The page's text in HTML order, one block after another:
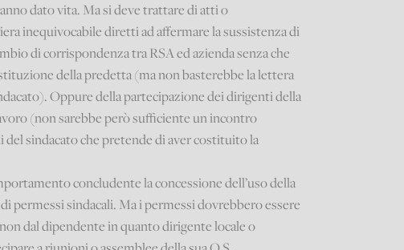
dato vita. Ma si deve trattare di atti o
inequivocabile diretti ad affermare la sussistenza di
di corrispondenza tra RSA ed azienda senza che
della predetta (ma non basterebbe la lettera
Oppure della partecipazione dei dirigenti della
(non sarebbe però sufficiente un incontro
sindacato che pretende di aver costituito la
concludente la concessione dell’uso della
permessi sindacali. Ma i permessi dovrebbero essere
dal dipendente in quanto dirigente locale o